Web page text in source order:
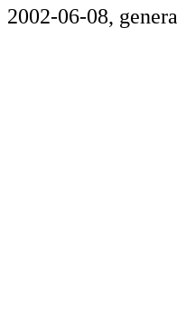
2002-06-08,